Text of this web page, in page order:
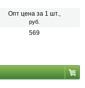
Опт цена за 1 шт.,
руб.
569